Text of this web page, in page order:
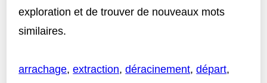
exploration et de trouver de nouveaux mots
similaires.
arrachage,extraction,déracinement,départ,